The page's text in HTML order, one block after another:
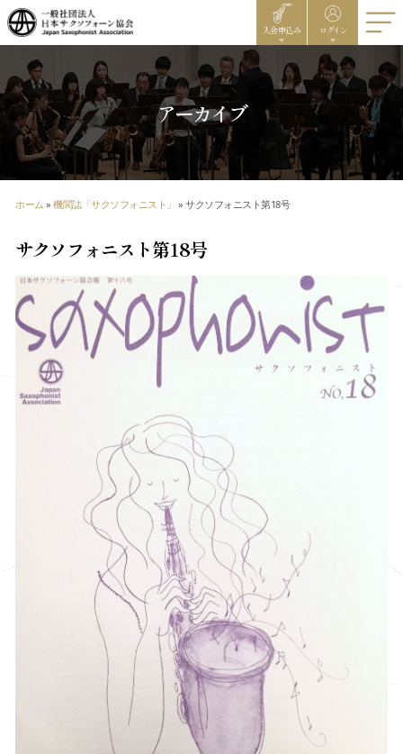
入会申込み ログイン
アーカイブ
ホーム » 機関誌「サクソフォニスト」 » サクソフォニスト第18号
サクソフォニスト第18号